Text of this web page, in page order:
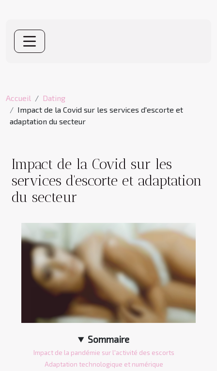
Accueil
Dating
Impact de la Covid sur les services d'escorte et
adaptation du secteur
Impact de la Covid sur les
services d'escorte et adaptation
du secteur
Sommaire
Impact de la pandémie sur l'activité des escorts
Adaptation technologique et numérique